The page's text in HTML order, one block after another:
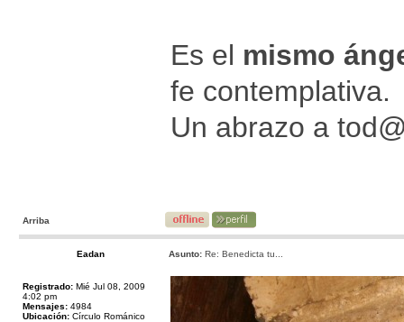
Es el mismo
fe contemplativa.
Un abrazo a
Arriba
Eadan Asunto: Re: Benedicta tu...
Registrado: Mié Jul 08, 2009
4:02 pm
Mensajes: 4984
Ubicación: Círculo Románico